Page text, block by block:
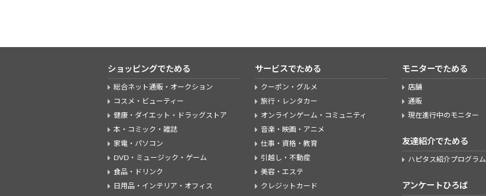
ショッピングでためる
総合ネット通販・オークション
コスメ・ビューティー
健康・ダイエット・ドラッグストア
本・コミック・雑誌
家電・パソコン
DVD・ミュージック・ゲーム
食品・ドリンク
日用品・インテリア・オフィス
サービスでためる
クーポン・グルメ
旅行・レンタカー
オンラインゲーム・コミュニティ
音楽・映画・アニメ
仕事・資格・教育
引越し・不動産
美容・エステ
クレジットカード
モニターでためる
店舗
通販
現在進行中のモニター
友達紹介でためる
ハピタス紹介プログラム
アンケートひろば